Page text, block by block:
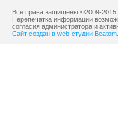
Все права защищены ©2009-2015
Перепечатка информации
согласия администратора и
Сайт создан в web-студии